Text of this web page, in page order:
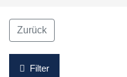
Zurück
Filter